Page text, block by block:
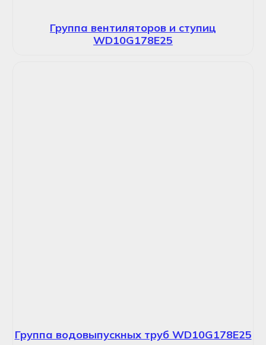
Группа вентиляторов и ступиц
WD10G178E25
Группа водовыпускных труб WD10G178E25